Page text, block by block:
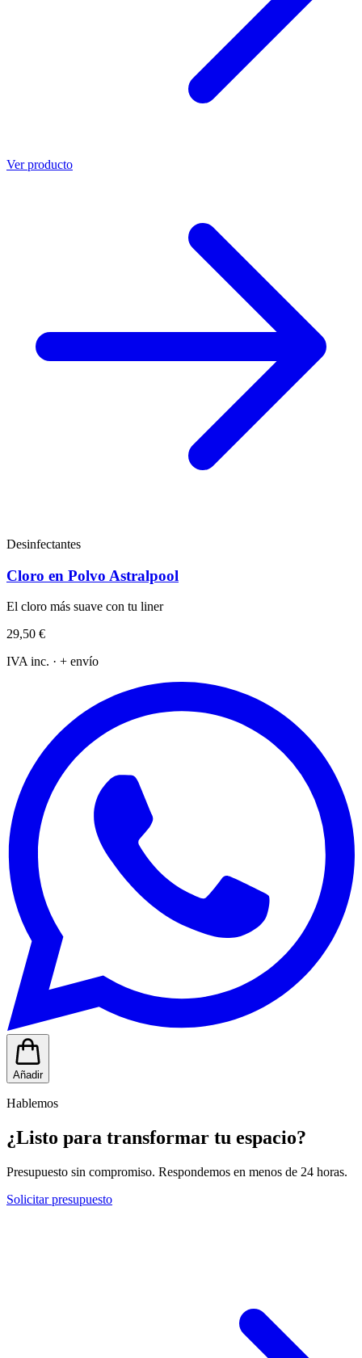
Ver producto
Desinfectantes
Cloro en Polvo Astralpool
El cloro más suave con tu liner
29,50 €
IVA inc. · + envío
Añadir
Hablemos
¿Listo para transformar tu espacio?
Presupuesto sin compromiso. Respondemos en menos de 24 horas.
Solicitar presupuesto